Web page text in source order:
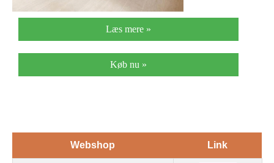
Læs mere »
Køb nu »
Webshop Link